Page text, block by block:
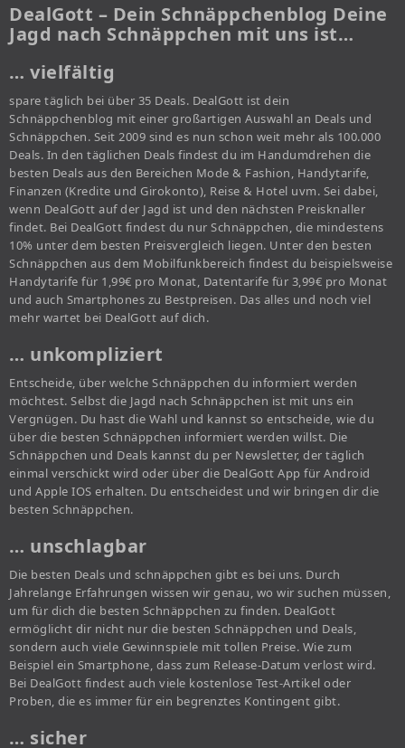
DealGott – Dein Schnäppchenblog Deine
Jagd nach Schnäppchen mit uns ist…
… vielfältig
spare täglich bei über 35 Deals. DealGott ist dein
Schnäppchenblog mit einer großartigen Auswahl an Deals und
Schnäppchen. Seit 2009 sind es nun schon weit mehr als 100.000
Deals. In den täglichen Deals findest du im Handumdrehen die
besten Deals aus den Bereichen Mode & Fashion, Handytarife,
Finanzen (Kredite und Girokonto), Reise & Hotel uvm. Sei dabei,
wenn DealGott auf der Jagd ist und den nächsten Preisknaller
findet. Bei DealGott findest du nur Schnäppchen, die mindestens
10% unter dem besten Preisvergleich liegen. Unter den besten
Schnäppchen aus dem Mobilfunkbereich findest du beispielsweise
Handytarife für 1,99€ pro Monat, Datentarife für 3,99€ pro Monat
und auch Smartphones zu Bestpreisen. Das alles und noch viel
mehr wartet bei DealGott auf dich.
… unkompliziert
Entscheide, über welche Schnäppchen du informiert werden
möchtest. Selbst die Jagd nach Schnäppchen ist mit uns ein
Vergnügen. Du hast die Wahl und kannst so entscheide, wie du
über die besten Schnäppchen informiert werden willst. Die
Schnäppchen und Deals kannst du per Newsletter, der täglich
einmal verschickt wird oder über die DealGott App für Android
und Apple IOS erhalten. Du entscheidest und wir bringen dir die
besten Schnäppchen.
… unschlagbar
Die besten Deals und schnäppchen gibt es bei uns. Durch
Jahrelange Erfahrungen wissen wir genau, wo wir suchen müssen,
um für dich die besten Schnäppchen zu finden. DealGott
ermöglicht dir nicht nur die besten Schnäppchen und Deals,
sondern auch viele Gewinnspiele mit tollen Preise. Wie zum
Beispiel ein Smartphone, dass zum Release-Datum verlost wird.
Bei DealGott findest auch viele kostenlose Test-Artikel oder
Proben, die es immer für ein begrenztes Kontingent gibt.
… sicher